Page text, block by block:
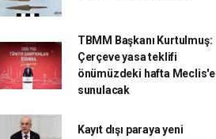
TBMM Başkanı Kurtulmuş:
Çerçeve yasa teklifi
önümüzdeki hafta Meclis'e
sunulacak
Kayıt dışı paraya yeni